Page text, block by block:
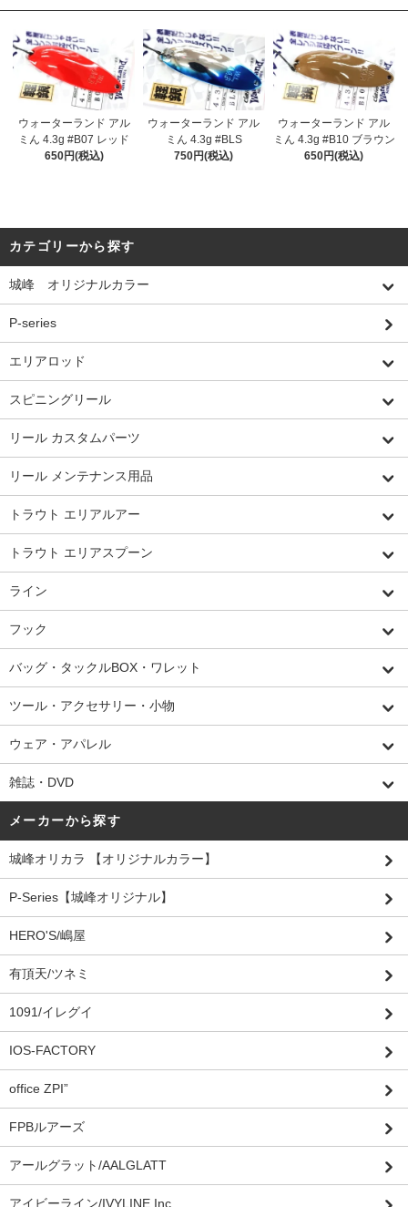
ウォーターランド アル
ミん 4.3g #B07 レッド
650円(税込)
ウォーターランド アル
ミん 4.3g #BLS
750円(税込)
ウォーターランド アル
ミん 4.3g #B10 ブラウン
650円(税込)
カテゴリーから探す
城峰 オリジナルカラー
P-series
エリアロッド
スピニングリール
リール カスタムパーツ
リール メンテナンス用品
トラウト エリアルアー
トラウト エリアスプーン
ライン
フック
バッグ・タックルBOX・ワレット
ツール・アクセサリー・小物
ウェア・アパレル
雑誌・DVD
メーカーから探す
城峰オリカラ 【オリジナルカラー】
P-Series【城峰オリジナル】
HERO'S/嶋屋
有頂天/ツネミ
1091/イレグイ
IOS-FACTORY
office ZPI”
FPBルアーズ
アールグラット/AALGLATT
アイビーライン/IVYLINE.Inc